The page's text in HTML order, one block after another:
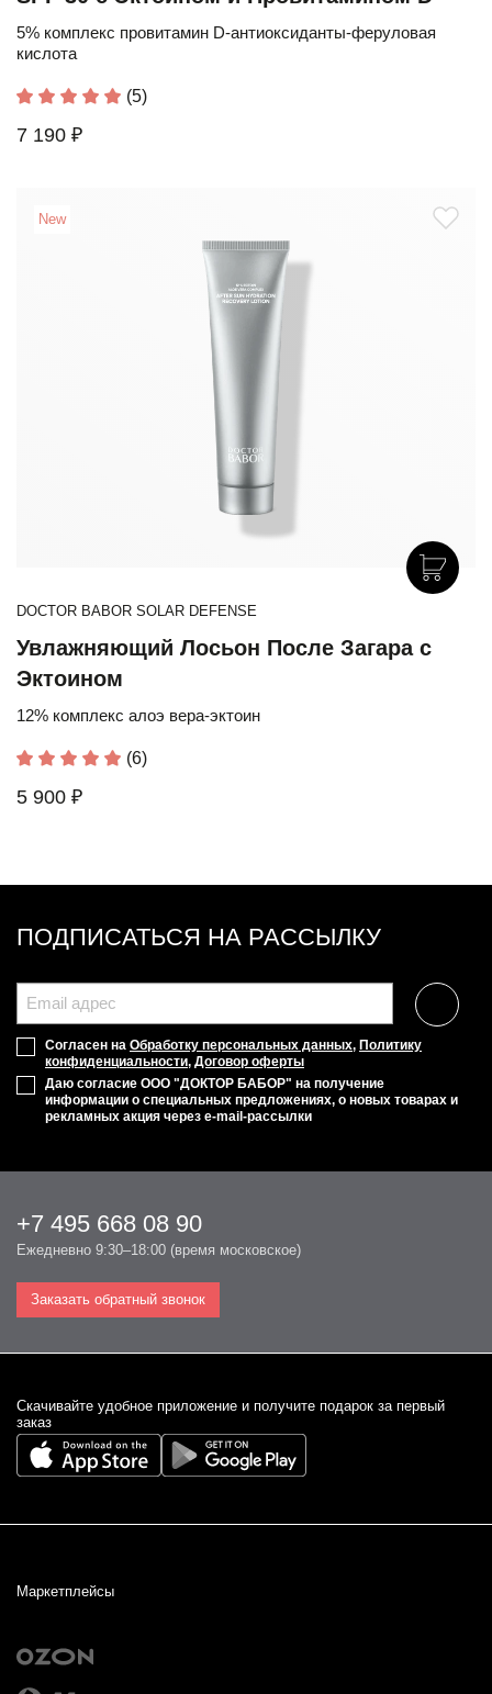
5% комплекс провитамин D-антиоксиданты-феруловая
кислота
(5)
7 190 ₽
New
DOCTOR BABOR SOLAR DEFENSE
Увлажняющий Лосьон После Загара с
Эктоином
12% комплекс алоэ вера-эктоин
(6)
5 900 ₽
ПОДПИСАТЬСЯ НА РАССЫЛКУ
Согласен на Обработку персональных данных, Политику
конфиденциальности, Договор оферты
Даю согласие ООО "ДОКТОР БАБОР" на получение
информации о специальных предложениях, о новых товарах и
рекламных акция через e-mail-рассылки
+7 495 668 08 90
Ежедневно 9:30–18:00 (время московское)
Заказать обратный звонок
Cкачивайте удобное приложение и получите подарок за первый
заказ
Маркетплейсы